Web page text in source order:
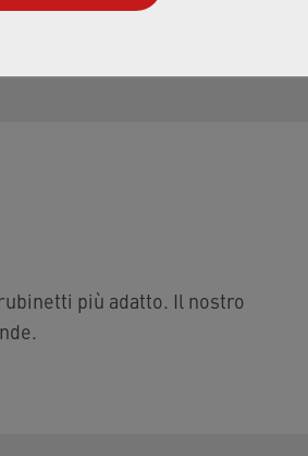
più adatto. Il nostro